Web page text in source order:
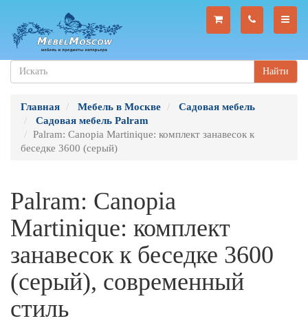
Найти
Главная Мебель в Москве
Садовая мебель
Садовая мебель Palram
Palram: Canopia Martinique: комплект занавесок к
беседке 3600 (серый)
Palram: Canopia
Martinique: комплект
занавесок к беседке 3600
(серый), современный
стиль